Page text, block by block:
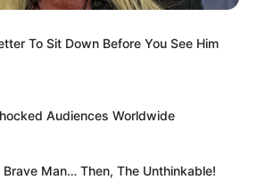
To Sit Down Before You See Him
Audiences Worldwide
Brave Man… Then, The Unthinkable!